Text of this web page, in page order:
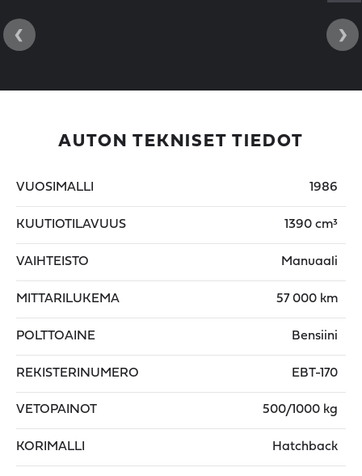
‹ ›
AUTON TEKNISET TIEDOT
VUOSIMALLI 1986
KUUTIOTILAVUUS 1390 cm³
VAIHTEISTO Manuaali
MITTARILUKEMA 57 000 km
POLTTOAINE Bensiini
REKISTERINUMERO EBT-170
VETOPAINOT 500/1000 kg
KORIMALLI Hatchback